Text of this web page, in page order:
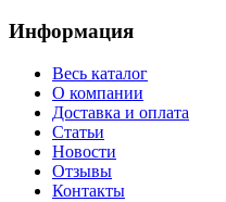
Информация
Весь каталог
О компании
Доставка и оплата
Статьи
Новости
Отзывы
Контакты